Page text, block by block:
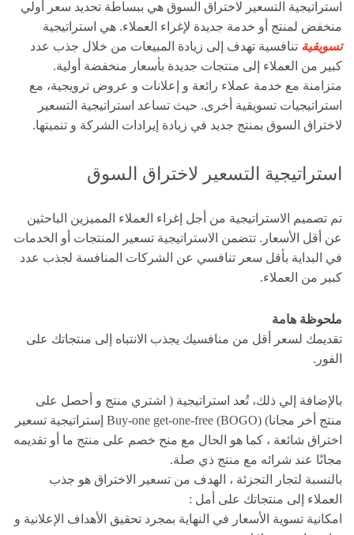
استراتيجية التسعير لاختراق السوق هي ببساطة تحديد سعر أولي
منخفض لمنتج أو خدمة جديدة لإغراء العملاء. هي استراتيجية
تسويقية تنافسية تهدف إلى زيادة المبيعات من خلال جذب عدد
كبير من العملاء إلى منتجات جديدة بأسعار منخفضة أولية.
متزامنة مع خدمة عملاء رائعة و إعلانات و عروض ترويجية، مع
استراتيجيات تسويقية أخرى. حيث تساعد استراتيجية التسعير
لاختراق السوق بمنتج جديد في زيادة إيرادات الشركة و تنميتها.
استراتيجية التسعير لاختراق السوق
تم تصميم الاستراتيجية من أجل إغراء العملاء المميزين الباحثين
عن أقل الأسعار. تتضمن الاستراتيجية تسعير المنتجات أو الخدمات
في البداية بأقل سعر تنافسي عن الشركات المنافسة لجذب عدد
كبير من العملاء.
ملحوظة هامة
تقديمك لسعر أقل من منافسيك يجذب الانتباه إلى منتجاتك على
الفور.
بالإضافة إلي ذلك، تُعد استراتيجية ( اشتري منتج و أحصل على
منتج أخر مجانا) Buy-one get-one-free (BOGO) إستراتيجية تسعير
اختراق شائعة ، كما هو الحال مع منح خصم على منتج ما أو تقديمه
مجانًا عند شرائه مع منتج ذي صلة.
بالنسبة لتجار التجزئة ، الهدف من تسعير الاختراق هو جذب
العملاء إلى منتجاتك على أمل :
امكانية تسوية الأسعار في النهاية بمجرد تحقيق الأهداف الإعلانية و